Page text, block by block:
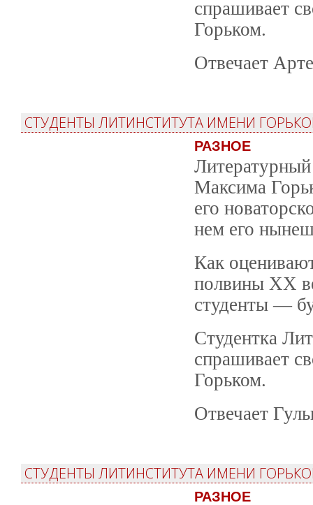
спрашивает
Горьком.
Отвечает
СТУДЕНТЫ ЛИТИНСТИТУТА ИМЕНИ
РАЗНОЕ
Максима
его
нем его
Как
полвины XX
студенты —
Студентка
спрашивает
Горьком.
Отвечает
СТУДЕНТЫ ЛИТИНСТИТУТА ИМЕНИ
РАЗНОЕ